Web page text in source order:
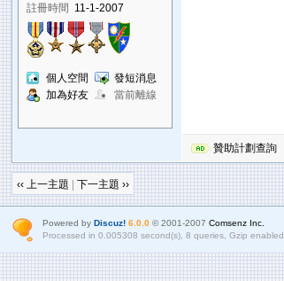
註冊時間 11-1-2007
個人空間
發短消息
加為好友
當前離線
贊助計劃查詢
‹‹ 上一主題 |下一主題 ››
Powered byDiscuz! 6.0.0 © 2001-2007Comsenz Inc.
Processed in 0.005308 second(s), 8 queries, Gzip enabled.